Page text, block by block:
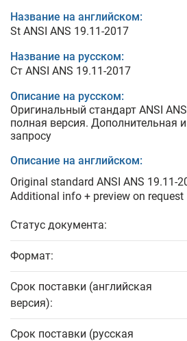
Название на английском:
St ANSI ANS 19.11-2017
Название на русском:
Ст ANSI ANS 19.11-2017
Описание на русском:
Оригинальный стандарт ANSI
полная версия. Дополнительная
запросу
Описание на английском:
Original standard ANSI ANS 19.11-
Additional info + preview on request
Статус документа:
Формат:
Срок поставки (английская
версия):
Срок поставки (русская